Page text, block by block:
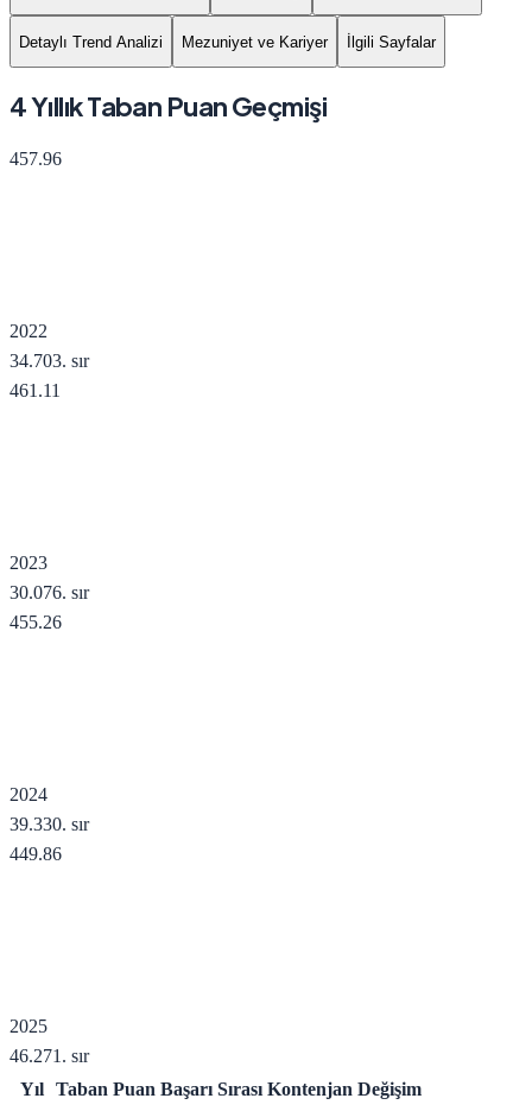
Detaylı Trend Analizi Mezuniyet ve Kariyer İlgili Sayfalar
4 Yıllık Taban Puan Geçmişi
457.96
2022
34.703. sır
461.11
2023
30.076. sır
455.26
2024
39.330. sır
449.86
2025
46.271 . sır
Yıl Taban Puan Başarı Sırası Kontenjan Değişim